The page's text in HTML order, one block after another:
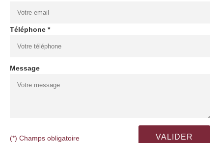
Téléphone *
Message
(*) Champs obligatoire